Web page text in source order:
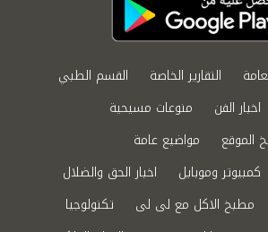
التقارير الخاصة
القسم الطبي
اخبار الفن
منوعات مسيحية
الموقع
مواضيع عامة
كمبيوتر وموبايل
اخبار الحق والضلال
مطبخ الاكل مع لى لى
تكنولوجيا